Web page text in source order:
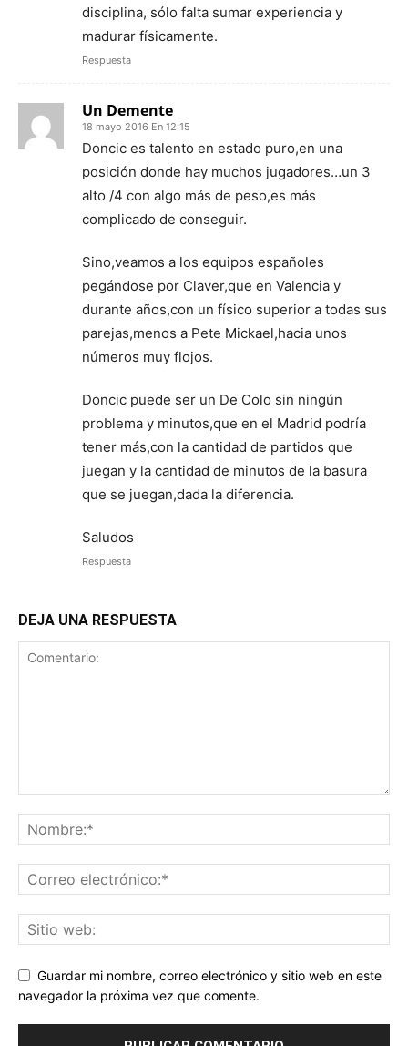
disciplina, sólo falta sumar experiencia y
madurar físicamente.
Respuesta
Un Demente
18 mayo 2016 En 12:15
Doncic es talento en estado puro,en una
posición donde hay muchos jugadores…un 3
alto /4 con algo más de peso,es más
complicado de conseguir.
Sino,veamos a los equipos españoles
pegándose por Claver,que en Valencia y
durante años,con un físico superior a todas sus
parejas,menos a Pete Mickael,hacia unos
números muy flojos.
Doncic puede ser un De Colo sin ningún
problema y minutos,que en el Madrid podría
tener más,con la cantidad de partidos que
juegan y la cantidad de minutos de la basura
que se juegan,dada la diferencia.
Saludos
Respuesta
DEJA UNA RESPUESTA
Guardar mi nombre, correo electrónico y sitio web en este
navegador la próxima vez que comente.